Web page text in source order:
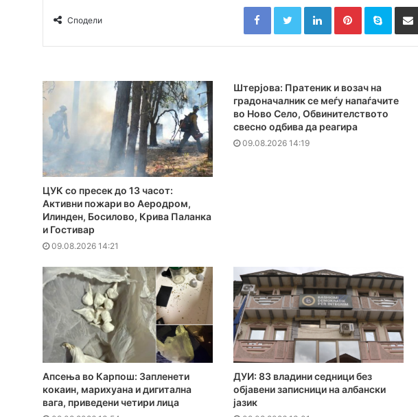
Сподели
FacebookTwitterLinkedInPinterestSkype
ЦУК со пресек до 13 часот:
Активни пожари во Аеродром,
Илинден, Босилово, Крива Паланка
и Гостивар
09.08.2026 14:21
Штерјова: Пратеник и возач на
градоначалник се меѓу напаѓачите
во Ново Село, Обвинителството
свесно одбива да реагира
09.08.2026 14:19
Апсења во Карпош: Запленети
кокаин, марихуана и дигитална
вага, приведени четири лица
ДУИ: 83 владини седници без
објавени записници на албански
јазик